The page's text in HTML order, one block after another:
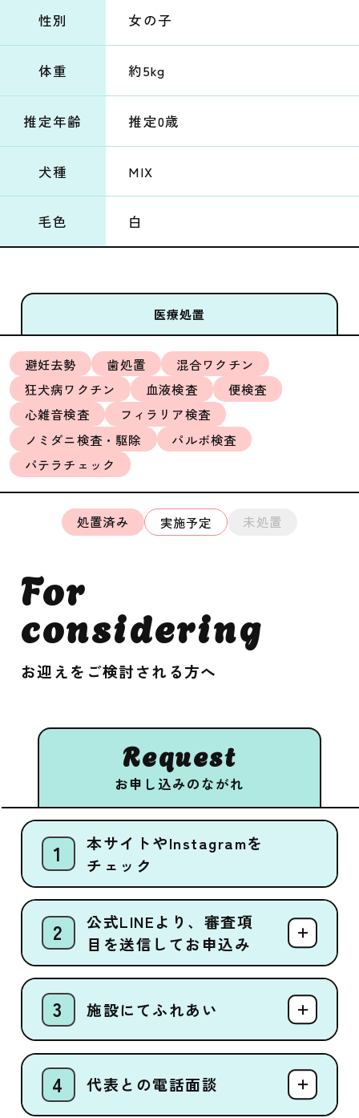
性別 女の子
体重 約5kg
推定年齢 推定0歳
犬種 MIX
毛色 白
医療処置
避妊去勢 歯処置
混合ワクチン
狂犬病ワクチン
血液検査
便検査
心雑音検査
フィラリア検査
ノミダニ検査・駆除
パルボ検査
パテラチェック
処置済み 実施予定 未処置
For
considering
お迎えをご検討される方へ
Request
お申し込みのながれ
本サイトやInstagramを
チェック
公式LINEより、審査項
目を送信してお申込み
施設にてふれあい
代表との電話面談